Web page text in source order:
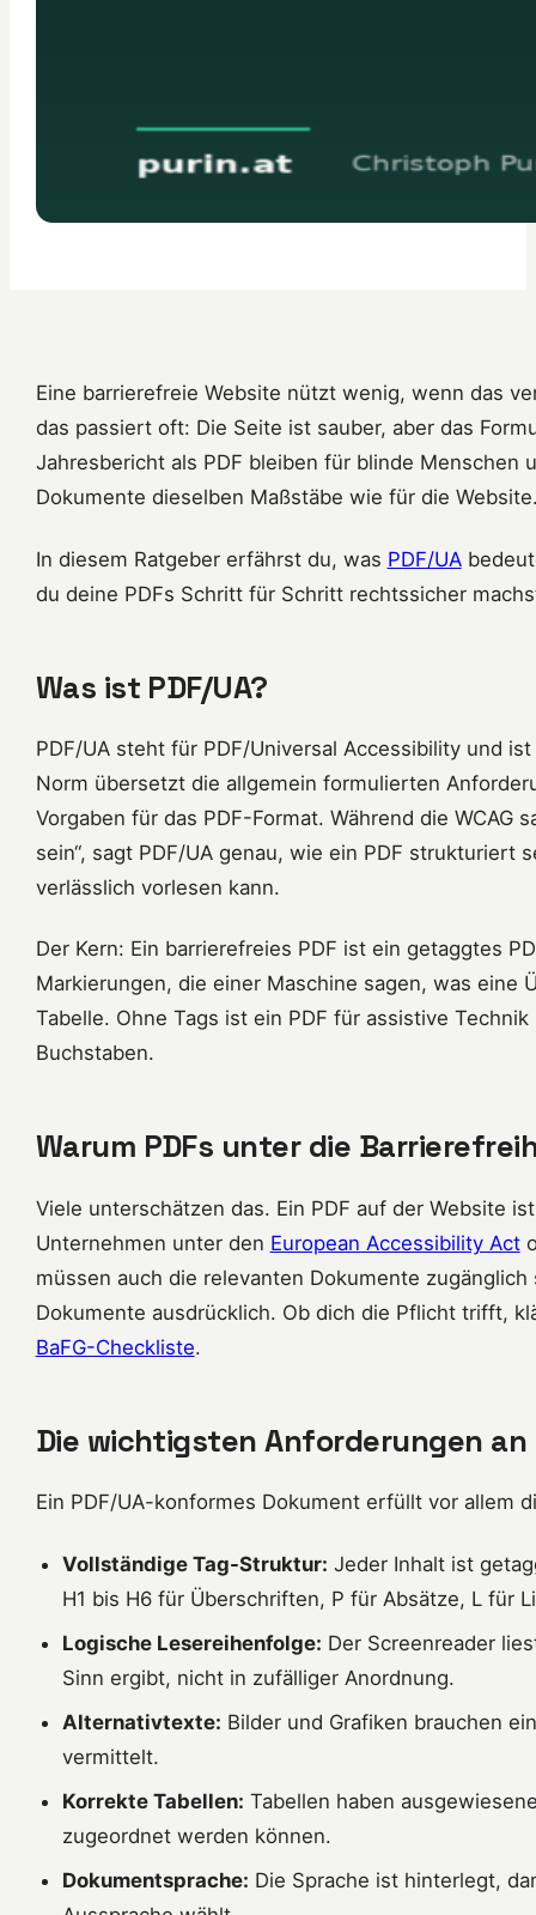
Eine barrierefreie Website nützt wenig, wenn das
das passiert oft: Die Seite ist sauber, aber das
Jahresbericht als PDF bleiben für blinde Menschen
Dokumente dieselben Maßstäbe wie für die
In diesem Ratgeber erfährst du, was PDF/UA
du deine PDFs Schritt für Schritt rechtssicher
Was ist PDF/UA?
PDF/UA steht für PDF/Universal Accessibility und
Norm übersetzt die allgemein formulierten
Vorgaben für das PDF-Format. Während die WCAG
sein“, sagt PDF/UA genau, wie ein PDF strukturiert
verlässlich vorlesen kann.
Der Kern: Ein barrierefreies PDF ist ein getaggtes
Markierungen, die einer Maschine sagen, was eine
Tabelle. Ohne Tags ist ein PDF für assistive
Buchstaben.
Warum PDFs unter die
Viele unterschätzen das. Ein PDF auf der Website
Unternehmen unter den European Accessibility Act
müssen auch die relevanten Dokumente
Dokumente ausdrücklich. Ob dich die Pflicht trifft,
BaFG-Checkliste.
Die wichtigsten Anforderungen an
Ein PDF/UA-konformes Dokument erfüllt vor allem
Vollständige Tag-Struktur: Jeder Inhalt ist
H1 bis H6 für Überschriften, P für Absätze, L für
Logische Lesereihenfolge: Der Screenreader
Sinn ergibt, nicht in zufälliger Anordnung.
Alternativtexte: Bilder und Grafiken brauchen
vermittelt.
Korrekte Tabellen: Tabellen haben
zugeordnet werden können.
Dokumentsprache: Die Sprache ist hinterlegt,